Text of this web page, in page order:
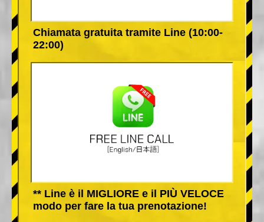
Chiamata gratuita tramite Line (10:00-
22:00)
** Line è il MIGLIORE e il PIÙ VELOCE
modo per fare la tua prenotazione!